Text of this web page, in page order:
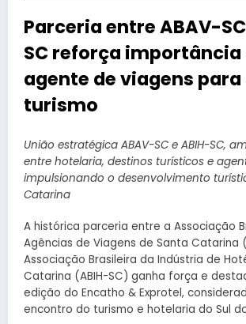
Parceria entre ABAV-
SC reforça importância
agente de viagens para
turismo
União estratégica ABAV-SC e ABIH-SC,
entre hotelaria, destinos turísticos e
impulsionando o desenvolvimento
Catarina
A histórica parceria entre a Associação
Agências de Viagens de Santa Catarina
Associação Brasileira da Indústria de
Catarina (ABIH-SC) ganha força e
edição do Encatho & Exprotel,
encontro do turismo e hotelaria do Sul